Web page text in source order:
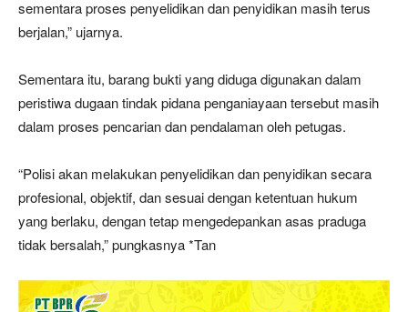
sementara proses penyelidikan dan penyidikan masih terus
berjalan,” ujarnya.
Sementara itu, barang bukti yang diduga digunakan dalam
peristiwa dugaan tindak pidana penganiayaan tersebut masih
dalam proses pencarian dan pendalaman oleh petugas.
“Polisi akan melakukan penyelidikan dan penyidikan secara
profesional, objektif, dan sesuai dengan ketentuan hukum
yang berlaku, dengan tetap mengedepankan asas praduga
tidak bersalah,” pungkasnya *Tan